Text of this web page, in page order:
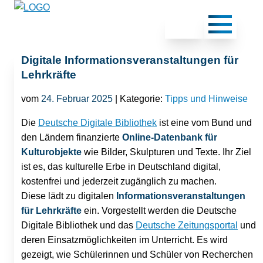
Digitale Informationsveranstaltungen für
Lehrkräfte
vom 24. Februar 2025 | Kategorie: Tipps und Hinweise
Die Deutsche Digitale Bibliothek ist eine vom Bund und
den Ländern finanzierte Online-Datenbank für
Kulturobjekte wie Bilder, Skulpturen und Texte. Ihr Ziel
ist es, das kulturelle Erbe in Deutschland digital,
kostenfrei und jederzeit zugänglich zu machen.
Diese lädt zu digitalen Informationsveranstaltungen
für Lehrkräfte ein. Vorgestellt werden die Deutsche
Digitale Bibliothek und das Deutsche Zeitungsportal und
deren Einsatzmöglichkeiten im Unterricht. Es wird
gezeigt, wie Schülerinnen und Schüler von Recherchen